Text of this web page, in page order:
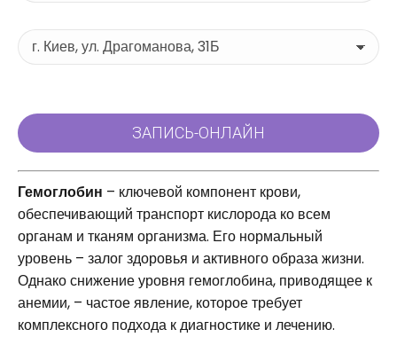
Гемоглобин – ключевой компонент крови,
обеспечивающий транспорт кислорода ко всем
органам и тканям организма. Его нормальный
уровень – залог здоровья и активного образа жизни.
Однако снижение уровня гемоглобина, приводящее к
анемии, – частое явление, которое требует
комплексного подхода к диагностике и лечению.